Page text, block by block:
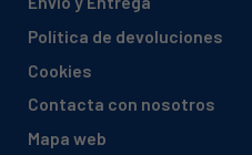
BAUKNECHT, WA PRIME 954
Política de devoluciones
Cookies
Contacta con nosotros
Mapa web